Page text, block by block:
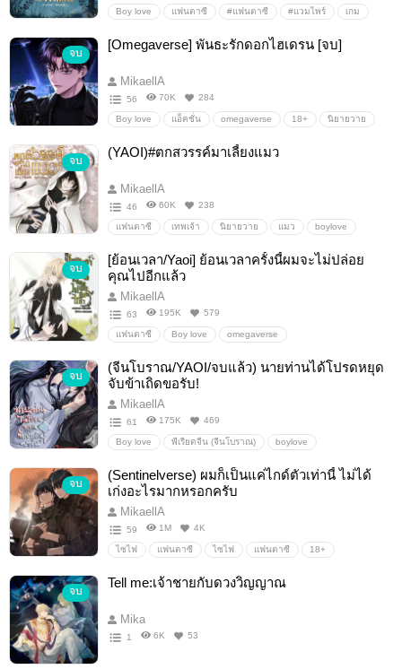
Boy love แฟนตาซี #แฟนตาซี #แวมไพร์ เกม
จบ
[Omegaverse] พันธะรักดอกไฮเดรน [จบ]
MikaellA
56 70K 284
Boy love แอ็คชั่น omegaverse 18+ นิยายวาย
จบ
(YAOI)#ตกสวรรค์มาเลี้ยงแมว
MikaellA
46 60K 238
แฟนตาซี เทพเจ้า นิยายวาย แมว boylove
จบ
[ย้อนเวลา/Yaoi] ย้อนเวลาครั้งนี้ผมจะไม่ปล่อย
คุณไปอีกแล้ว
MikaellA
63 195K 579
แฟนตาซี Boy love omegaverse
18+ ดราม่า Mpreg SM ดราม่า/Drama
จบ
(จีนโบราณ/YAOI/จบแล้ว) นายท่านได้โปรดหยุด
จับข้าเถิดขอรับ!
MikaellA
61 175K 469
Boy love พีเรียดจีน (จีนโบราณ) boylove
นิยายวาย SM
จบ
(Sentinelverse) ผมก็เป็นแค่ไกด์ตัวเท่านี้ ไม่ได้
เก่งอะไรมากหรอกครับ
MikaellA
59 1M 4K
ไซไฟ แฟนตาซี ไซไฟ แฟนตาซี 18+
ไกด์ เซนติเนล sci-fi sci-fifantasy
จบ
Tell me:เจ้าชายกับดวงวิญญาณ
Mika
1 6K 53